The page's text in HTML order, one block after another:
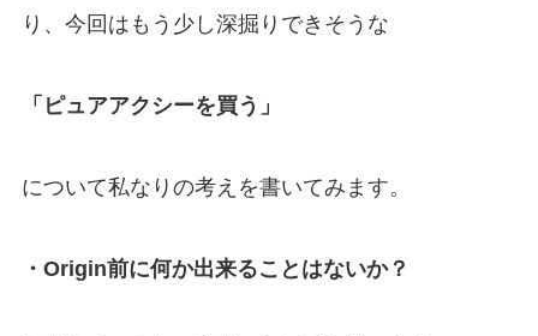
り、今回はもう少し深掘りできそうな
「ピュアアクシーを買う」
について私なりの考えを書いてみます。
・Origin前に何か出来ることはないか？